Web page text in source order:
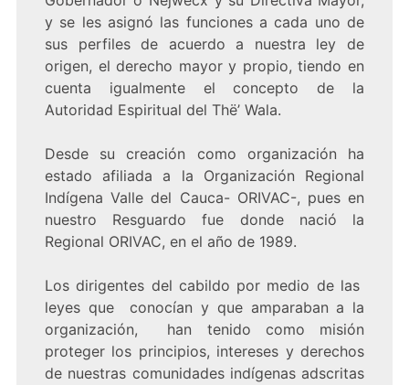
y se les asignó las funciones a cada uno de
sus perfiles de acuerdo a nuestra ley de
origen, el derecho mayor y propio, tiendo en
cuenta igualmente el concepto de la
Autoridad Espiritual del Thë’ Wala.
Desde su creación como organización ha
estado afiliada a la Organización Regional
Indígena Valle del Cauca- ORIVAC-, pues en
nuestro Resguardo fue donde nació la
Regional ORIVAC, en el año de 1989.
Los dirigentes del cabildo por medio de las
leyes que conocían y que amparaban a la
organización, han tenido como misión
proteger los principios, intereses y derechos
de nuestras comunidades indígenas adscritas